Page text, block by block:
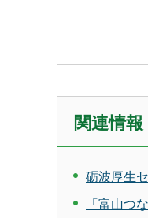
関連情報
砺波厚生
「富山つ